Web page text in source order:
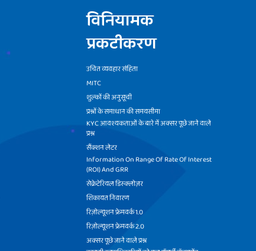
विनियामक
प्रकटीकरण
उचित व्यवहार संहिता
MITC
शुल्कों की अनुसूची
प्रश्नों के समाधान की समयसीमा
KYC आवश्यकताओं के बारे में अक्सर पूछे जाने वाले
प्रश्न
सैंक्शन लेटर
Information On Range Of Rate Of Interest
(ROI) And GRR
सेक्रेटेरियल डिस्क्लोज़र
शिकायत निवारण
रिज़ोल्यूशन फ्रेमवर्क 1.0
रिज़ोल्यूशन फ्रेमवर्क 2.0
अक्सर पूछे जाने वाले प्रश्न